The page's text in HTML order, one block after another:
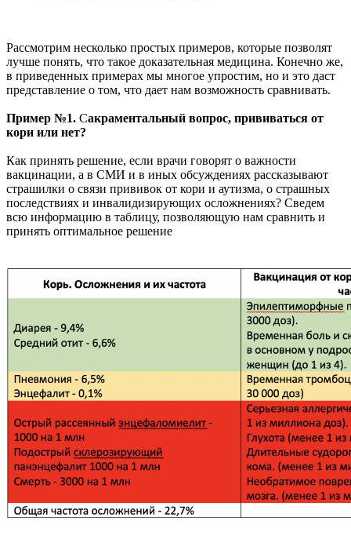
Рассмотрим несколько простых примеров, которые позволят
лучше понять, что такое доказательная медицина. Конечно же,
в приведенных примерах мы многое упростим, но и это даст
представление о том, что дает нам возможность сравнивать.
Пример №1. Сакраментальный вопрос, прививаться от
кори или нет?
Как принять решение, если врачи говорят о важности
вакцинации, а в СМИ и в иных обсуждениях рассказывают
страшилки о связи прививок от кори и аутизма, о страшных
последствиях и инвалидизирующих осложнениях? Сведем
всю информацию в таблицу, позволяющую нам сравнить и
принять оптимальное решение